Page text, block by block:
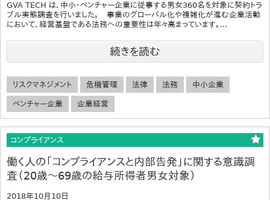
GVA TECH は、中小・ベンチャー企業に従事する男女360名を対象に契約トラ
ブル実態調査を行いました。 事業のグローバル化や複雑化が進む企業活動
において、経営基盤である法務への重要性は年々高まっています。...
続きを読む
リスクマネジメント 危機管理 法律 法務 中小企業
ベンチャー企業 企業経営
コンプライアンス
働く人の「コンプライアンスと内部告発」に関する意識調
査（20歳～69歳の給与所得者男女対象）
2018年10月10日